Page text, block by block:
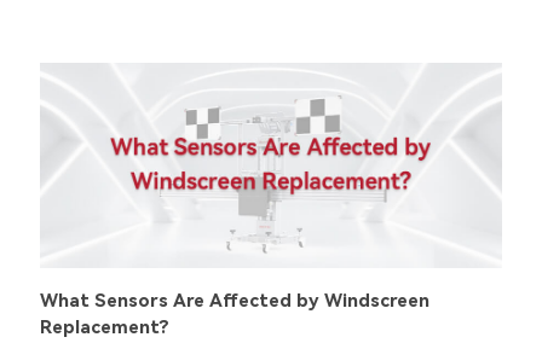
What Sensors Are Affected by Windscreen
Replacement?